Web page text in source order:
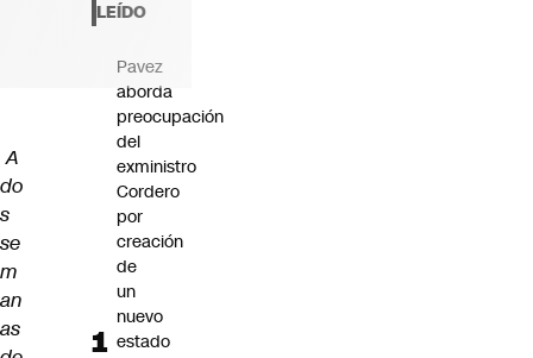
A
do
s
se
m
an
as
LEÍDO
Pavez
aborda
preocupación
del
exministro
Cordero
por
creación
de
un
nuevo
estado